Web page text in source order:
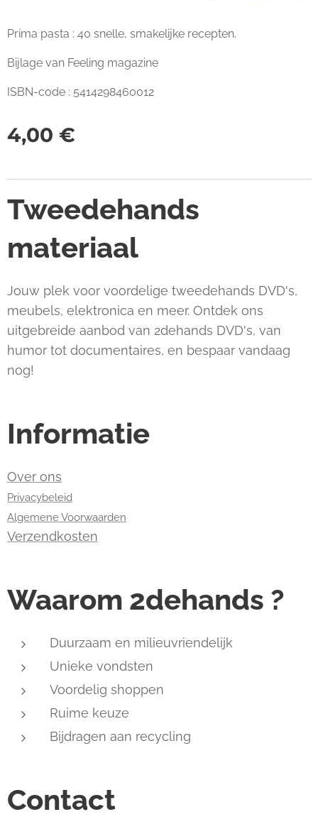
Prima pasta : 40 snelle, smakelijke recepten.
Bijlage van Feeling magazine
ISBN-code : 5414298460012
4,00 €
Tweedehands
materiaal
Jouw plek voor voordelige tweedehands DVD's,
meubels, elektronica en meer. Ontdek ons
uitgebreide aanbod van 2dehands DVD's, van
humor tot documentaires, en bespaar vandaag
nog!
Informatie
Over ons
Privacybeleid
Algemene Voorwaarden
Verzendkosten
Waarom 2dehands ?
Duurzaam en milieuvriendelijk
Unieke vondsten
Voordelig shoppen
Ruime keuze
Bijdragen aan recycling
Contact